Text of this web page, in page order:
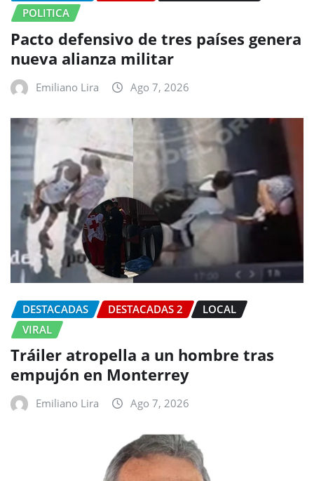
POLITICA
Pacto defensivo de tres países genera
nueva alianza militar
Emiliano Lira Ago 7, 2026
DESTACADAS DESTACADAS 2
LOCAL
VIRAL
Tráiler atropella a un hombre tras
empujón en Monterrey
Emiliano Lira Ago 7, 2026